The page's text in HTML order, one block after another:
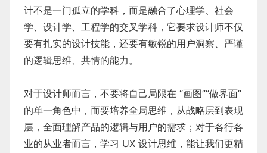
计不是一门孤立的学科，而是融合了心理学、社会
学、设计学、工程学的交叉学科，它要求设计师不仅
要有扎实的设计技能，还要有敏锐的用户洞察、严谨
的逻辑思维、共情的能力。
对于设计师而言，不要将自己局限在 “画图”“做界面”
的单一角色中，而要培养全局思维，从战略层到表现
层，全面理解产品的逻辑与用户的需求；对于各行各
业的从业者而言，学习 UX 设计思维，能让我们更精